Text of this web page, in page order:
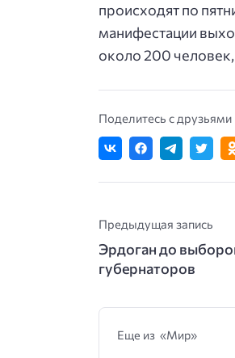
происходят по
манифестации
около 200
Поделитесь с друзьями
Предыдущая запись
Эрдоган до
губернаторов
Еще из «Мир»